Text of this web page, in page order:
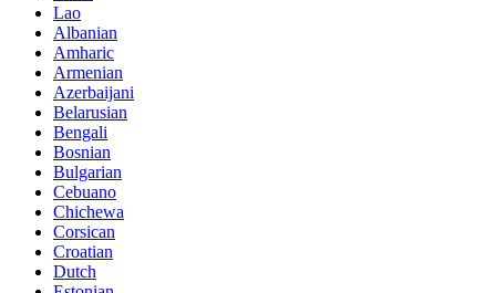
Lao
Albanian
Amharic
Armenian
Azerbaijani
Belarusian
Bengali
Bosnian
Bulgarian
Cebuano
Chichewa
Corsican
Croatian
Dutch